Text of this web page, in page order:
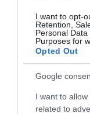
I want to opt-
Retention,
Personal
Purposes for
Opted Out
Google
I want to
related to
Aqua, Sodium
Betaine, Cocamide
Panthenol, Styrene/
Potassium Sorbate,